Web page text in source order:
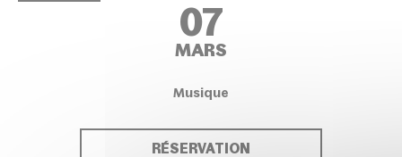
07
MARS
Musique
RÉSERVATION